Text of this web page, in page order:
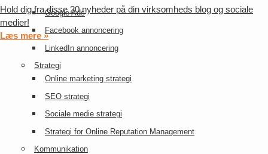
Google Ads
Facebook annoncering
LinkedIn annoncering
Strategi
Online marketing strategi
SEO strategi
Sociale medie strategi
Strategi for Online Reputation Management
Kommunikation
Hold dig fra disse 20 nyheder på din virksomheds blog og sociale
medier!
Læs mere »